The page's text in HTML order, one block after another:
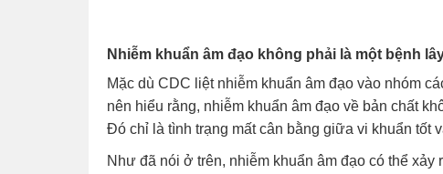
Nhiễm khuẩn âm đạo không phải là một bệnh
Mặc dù CDC liệt nhiễm khuẩn âm đạo vào nhóm
nên hiểu rằng, nhiễm khuẩn âm đạo về bản chất
Đó chỉ là tình trạng mất cân bằng giữa vi khuẩn tốt
Như đã nói ở trên, nhiễm khuẩn âm đạo có thể